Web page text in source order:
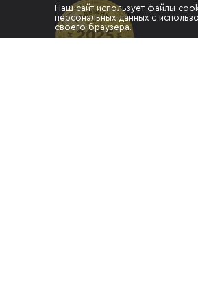
Наш сайт использует файлы
персональных данных с
своего браузера.